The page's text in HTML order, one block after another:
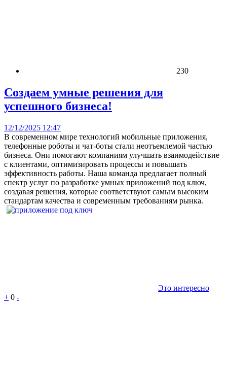
230
Создаем умные решения для
успешного бизнеса!
12/12/2025 12:47
В современном мире технологий мобильные приложения,
телефонные роботы и чат-боты стали неотъемлемой частью
бизнеса. Они помогают компаниям улучшать взаимодействие
с клиентами, оптимизировать процессы и повышать
эффективность работы. Наша команда предлагает полный
спектр услуг по разработке умных приложений под ключ,
создавая решения, которые соответствуют самым высоким
стандартам качества и современным требованиям рынка.
Это интересно
+ 0 -